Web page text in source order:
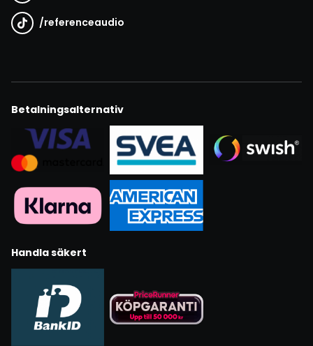
/referenceaudio
Betalningsalternativ
Handla säkert